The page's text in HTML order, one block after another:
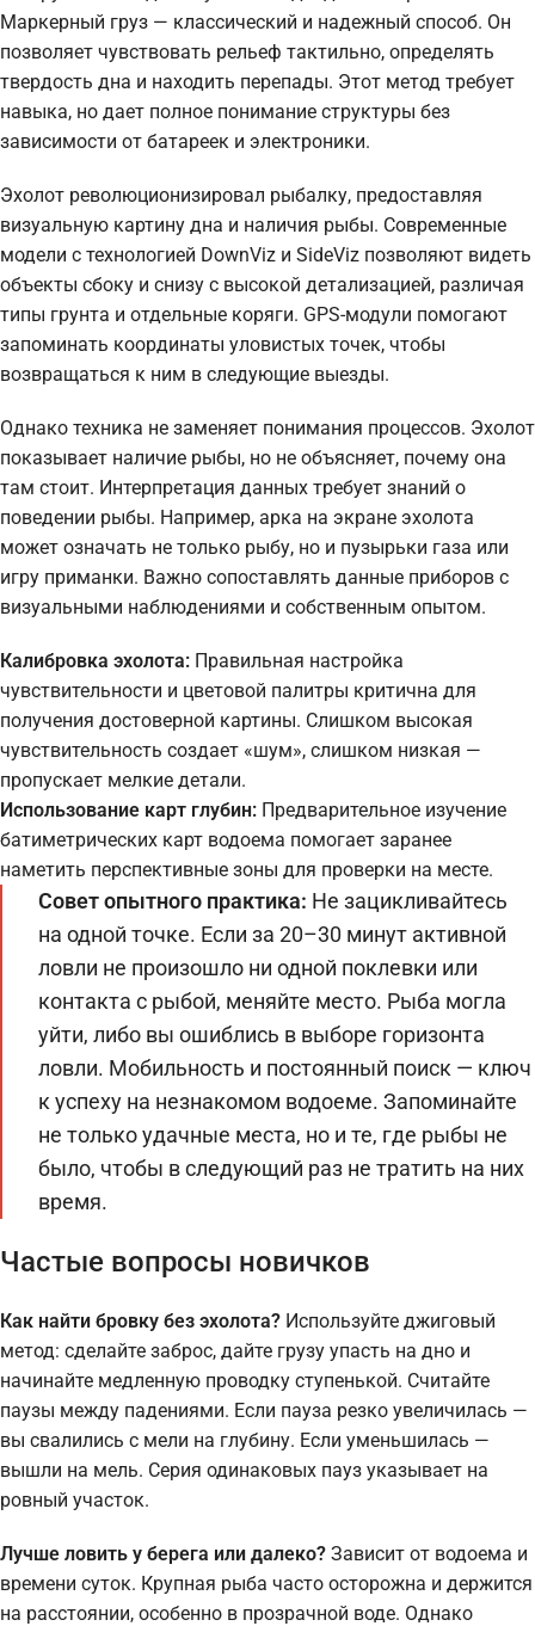
Маркерный груз — классический и надежный способ. Он
позволяет чувствовать рельеф тактильно, определять
твердость дна и находить перепады. Этот метод требует
навыка, но дает полное понимание структуры без
зависимости от батареек и электроники.
Эхолот революционизировал рыбалку, предоставляя
визуальную картину дна и наличия рыбы. Современные
модели с технологией DownViz и SideViz позволяют видеть
объекты сбоку и снизу с высокой детализацией, различая
типы грунта и отдельные коряги. GPS-модули помогают
запоминать координаты уловистых точек, чтобы
возвращаться к ним в следующие выезды.
Однако техника не заменяет понимания процессов. Эхолот
показывает наличие рыбы, но не объясняет, почему она
там стоит. Интерпретация данных требует знаний о
поведении рыбы. Например, арка на экране эхолота
может означать не только рыбу, но и пузырьки газа или
игру приманки. Важно сопоставлять данные приборов с
визуальными наблюдениями и собственным опытом.
Калибровка эхолота: Правильная настройка
чувствительности и цветовой палитры критична для
получения достоверной картины. Слишком высокая
чувствительность создает «шум», слишком низкая —
пропускает мелкие детали.
Использование карт глубин: Предварительное изучение
батиметрических карт водоема помогает заранее
наметить перспективные зоны для проверки на месте.
Совет опытного практика: Не зацикливайтесь
на одной точке. Если за 20–30 минут активной
ловли не произошло ни одной поклевки или
контакта с рыбой, меняйте место. Рыба могла
уйти, либо вы ошиблись в выборе горизонта
ловли. Мобильность и постоянный поиск — ключ
к успеху на незнакомом водоеме. Запоминайте
не только удачные места, но и те, где рыбы не
было, чтобы в следующий раз не тратить на них
время.
Частые вопросы новичков
Как найти бровку без эхолота? Используйте джиговый
метод: сделайте заброс, дайте грузу упасть на дно и
начинайте медленную проводку ступенькой. Считайте
паузы между падениями. Если пауза резко увеличилась —
вы свалились с мели на глубину. Если уменьшилась —
вышли на мель. Серия одинаковых пауз указывает на
ровный участок.
Лучше ловить у берега или далеко? Зависит от водоема и
времени суток. Крупная рыба часто осторожна и держится
на расстоянии, особенно в прозрачной воде. Однако